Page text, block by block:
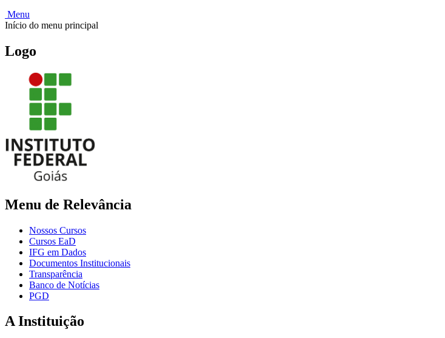
Menu
Início do menu principal
Logo
Menu de Relevância
Nossos Cursos
Cursos EaD
IFG em Dados
Documentos Institucionais
Transparência
Banco de Notícias
PGD
A Instituição